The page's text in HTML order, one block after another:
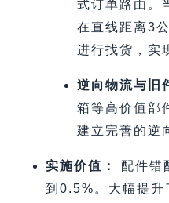
式订单路由。
在直线距离3
进行找货，实
逆向物流与旧
箱等高价值部
建立完善的逆
实施价值：
配件错
到0.5%。大幅提升